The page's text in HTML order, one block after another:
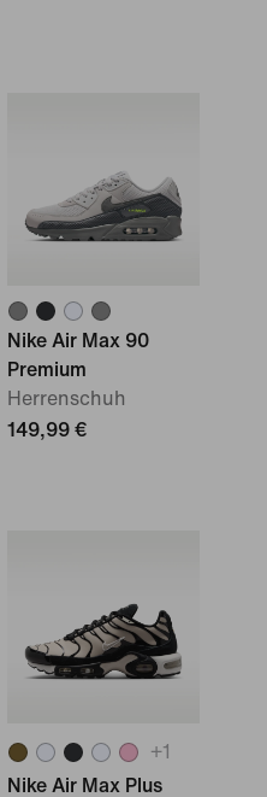
Nike Air Max 90
Premium
Herrenschuh
149,99 €
+1
Nike Air Max Plus